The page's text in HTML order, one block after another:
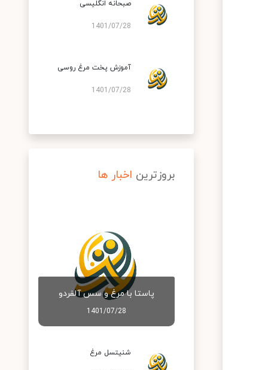
صبحانه انگلیسی
1401/07/28
آموزش پخت مرغ روسی
1401/07/28
بروزترین اخبار ها
پاستا با مرغ و سس آلفردو
1401/07/28
شنیتسل مرغ